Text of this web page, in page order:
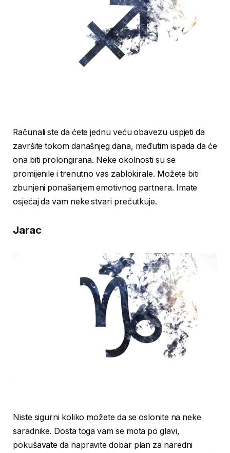
Računali ste da ćete jednu veću obavezu uspjeti da
završite tokom današnjeg dana, međutim ispada da će
ona biti prolongirana. Neke okolnosti su se
promijenile i trenutno vas zablokirale. Možete biti
zbunjeni ponašanjem emotivnog partnera. Imate
osjećaj da vam neke stvari prećutkuje.
Jarac
Niste sigurni koliko možete da se oslonite na neke
saradnike. Dosta toga vam se mota po glavi,
pokušavate da napravite dobar plan za naredni